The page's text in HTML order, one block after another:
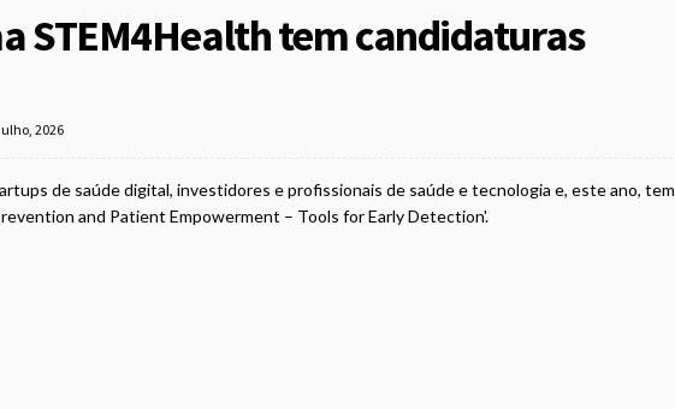
STEM4Health tem candidaturas
2026
de saúde digital, investidores e profissionais de saúde e tecnologia e, este ano, tem
and Patient Empowerment – Tools for Early Detection'.